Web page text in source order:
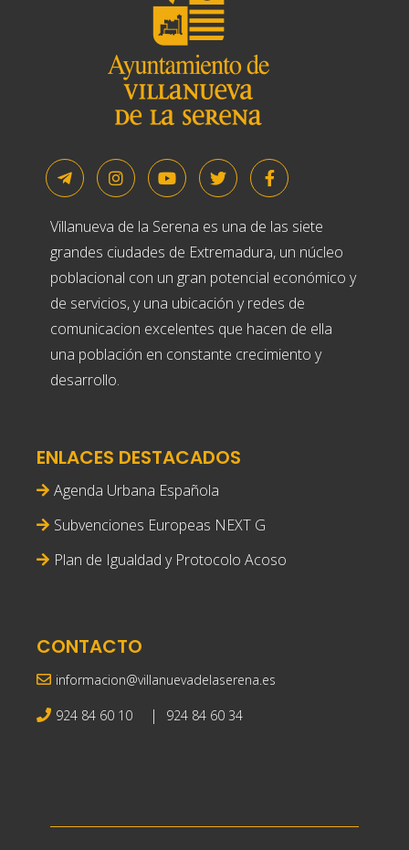
Villanueva de la Serena es una de las siete
grandes ciudades de Extremadura, un núcleo
poblacional con un gran potencial económico y
de servicios, y una ubicación y redes de
comunicacion excelentes que hacen de ella
una población en constante crecimiento y
desarrollo.
ENLACES DESTACADOS
Agenda Urbana Española
Subvenciones Europeas NEXT G
Plan de Igualdad y Protocolo Acoso
CONTACTO
informacion@villanuevadelaserena.es
924 84 60 10 | 924 84 60 34